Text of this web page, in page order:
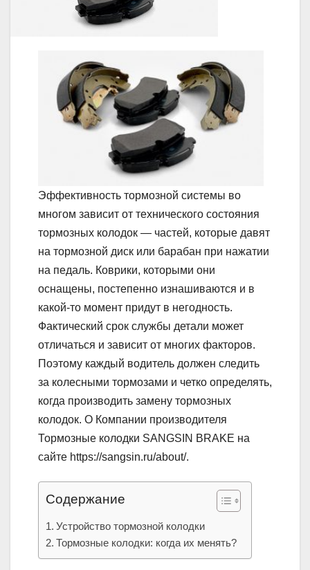
Эффективность тормозной системы во
многом зависит от технического состояния
тормозных колодок — частей, которые давят
на тормозной диск или барабан при нажатии
на педаль. Коврики, которыми они
оснащены, постепенно изнашиваются и в
какой-то момент придут в негодность.
Фактический срок службы детали может
отличаться и зависит от многих факторов.
Поэтому каждый водитель должен следить
за колесными тормозами и четко определять,
когда производить замену тормозных
колодок. О Компании производителя
Тормозные колодки SANGSIN BRAKE на
сайте https://sangsin.ru/about/.
Содержание
Устройство тормозной колодки
Тормозные колодки: когда их менять?